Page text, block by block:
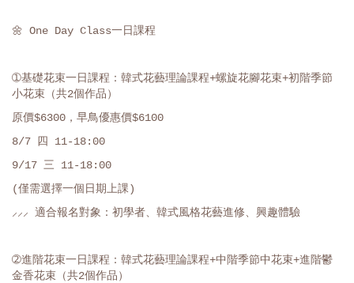
🌼 One Day Class一日課程
➀基礎花束一日課程：韓式花藝理論課程+螺旋花腳花束+初階季節
小花束（共2個作品）
原價$6300，早鳥優惠價$6100
8/7 四 11-18:00
9/17 三 11-18:00
(僅需選擇一個日期上課)
⸝⸝⸝ 適合報名對象：初學者、韓式風格花藝進修、興趣體驗
➁進階花束一日課程：韓式花藝理論課程+中階季節中花束+進階鬱
金香花束（共2個作品）